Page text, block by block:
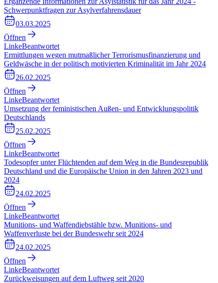
Schwerpunktfragen zur Asylverfahrensdauer
03.03.2025
Öffnen
LinkeBeantwortet
Ermittlungen wegen mutmaßlicher Terrorismusfinanzierung und
Geldwäsche in der politisch motivierten Kriminalität im Jahr 2024
26.02.2025
Öffnen
LinkeBeantwortet
Umsetzung der feministischen Außen- und Entwicklungspolitik
Deutschlands
25.02.2025
Öffnen
LinkeBeantwortet
Todesopfer unter Flüchtenden auf dem Weg in die Bundesrepublik
Deutschland und die Europäische Union in den Jahren 2023 und
2024
24.02.2025
Öffnen
LinkeBeantwortet
Munitions- und Waffendiebstähle bzw. Munitions- und
Waffenverluste bei der Bundeswehr seit 2024
24.02.2025
Öffnen
LinkeBeantwortet
Zurückweisungen auf dem Luftweg seit 2020